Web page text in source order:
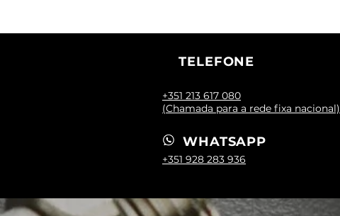
TELEFONE
+351 213 617 080
(Chamada para a rede fixa nacional)
+351 928 283 936
WHATSAPP